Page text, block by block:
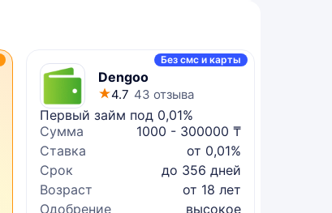
Без смс и карты
Dengoo
4.7 43 отзыва
Первый займ под 0,01%
Сумма
1000 - 300000 ₸
Ставка
от 0,01%
Срок
до 356 дней
Возраст
от 18 лет
Одобрение
высокое